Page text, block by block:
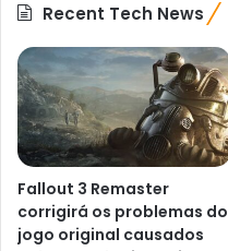
Recent Tech News
Fallout 3 Remaster
corrigirá os problemas do
jogo original causados ​​